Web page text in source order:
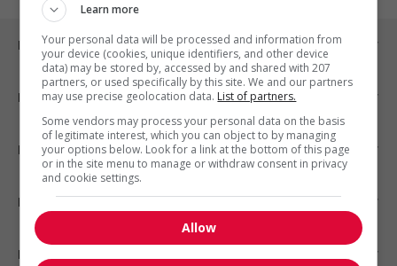
Emplois par ville
Emplois par secteur
Emplois par statut
Emplois par type
Nos suggestions
Learn more
Your personal data will be processed and information from
your device (cookies, unique identifiers, and other device
data) may be stored by, accessed by and shared with 207
partners, or used specifically by this site. We and our partners
may use precise geolocation data. List of partners.
Some vendors may process your personal data on the basis
of legitimate interest, which you can object to by managing
your options below. Look for a link at the bottom of this page
or in the site menu to manage or withdraw consent in privacy
and cookie settings.
Allow